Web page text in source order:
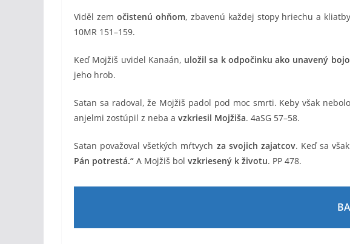
Viděl zem očistenú ohňom, zbavenú každej stopy hriechu a
10MR 151–159.
Keď Mojžiš uvidel Kanaán, uložil sa k odpočinku ako unavený
jeho hrob.
Satan sa radoval, že Mojžiš padol pod moc smrti. Keby však
anjelmi zostúpil z neba a vzkriesil Mojžiša. 4aSG 57–58.
Satan považoval všetkých mŕtvych za svojich zajatcov. Keď sa však
Pán potrestá.“ A Mojžiš bol vzkriesený k životu. PP 478.